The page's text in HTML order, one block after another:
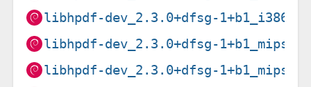
libhpdf-dev_2.3.0+dfsg-
libhpdf-dev_2.3.0+dfsg-
libhpdf-dev_2.3.0+dfsg-